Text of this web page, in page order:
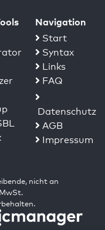
Navigation
Start
Syntax
Links
FAQ
Datenschutz
AGB
Impressum
nicht an